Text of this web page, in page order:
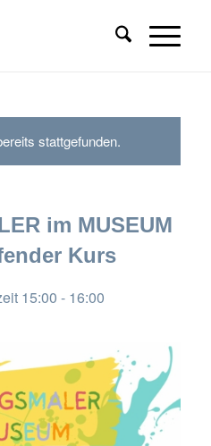
stattgefunden.
im MUSEUM
Kurs
15:00 - 16:00